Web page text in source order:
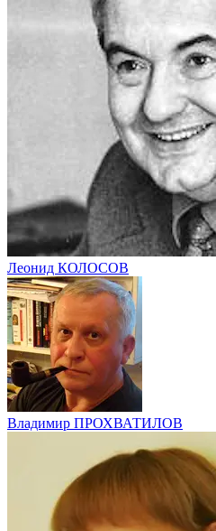
Леонид КОЛОСОВ
Владимир ПРОХВАТИЛОВ